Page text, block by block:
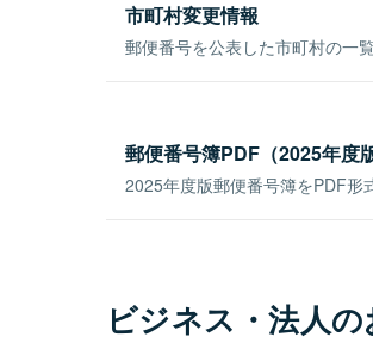
市町村変更情報
郵便番号を公表した市町村の一
郵便番号簿PDF（2025年度
2025年度版郵便番号簿をPDF形
ビジネス・法人